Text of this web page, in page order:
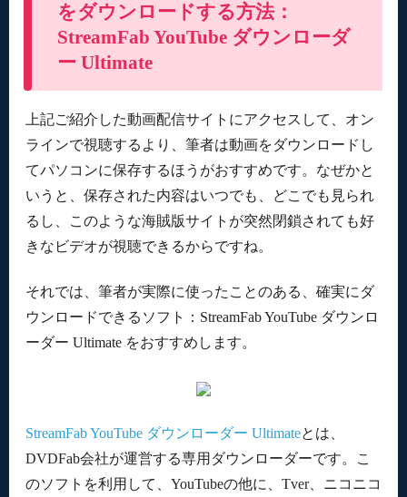
をダウンロードする方法：
StreamFab YouTube ダウンローダ
ー Ultimate
上記ご紹介した動画配信サイトにアクセスして、オン
ラインで視聴するより、筆者は動画をダウンロードし
てパソコンに保存するほうがおすすめです。なぜかと
いうと、保存された内容はいつでも、どこでも見られ
るし、このような海賊版サイトが突然閉鎖されても好
きなビデオが視聴できるからですね。
それでは、筆者が実際に使ったことのある、確実にダ
ウンロードできるソフト：StreamFab YouTube ダウンロ
ーダー Ultimate をおすすめします。
StreamFab YouTube ダウンローダー Ultimateとは、
DVDFab会社が運営する専用ダウンローダーです。こ
のソフトを利用して、YouTubeの他に、Tver、ニコニコ